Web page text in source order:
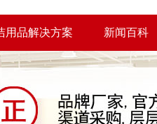
用品解决方案 新闻百科